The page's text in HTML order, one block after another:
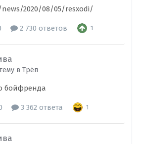
2020/08/05/resxodi/
2 730 ответов 1
в Трёп
бойфренда
3 362 ответа 1